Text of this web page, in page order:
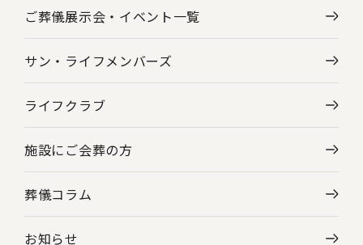
ご葬儀展示会・ イベント一覧
サン・ライフメンバーズ
ライフクラブ
施設にご会葬の方
葬儀コラム
お知らせ